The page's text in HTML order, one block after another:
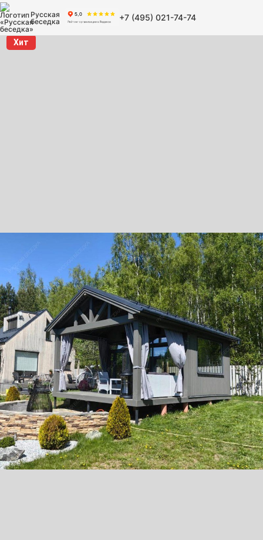
Русская
беседка
+7 (495) 021-74-74
Хит